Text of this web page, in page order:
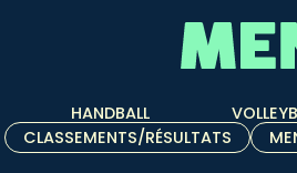
HANDBALL
CLASSEMENTS/RÉSULTATS